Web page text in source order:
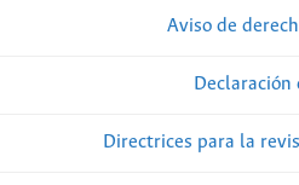
Aviso de
Directrices para la